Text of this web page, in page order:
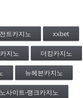
트카지노 xxbet
지노 더킹카지노
뉴헤븐카지노
사이트-랭크카지노